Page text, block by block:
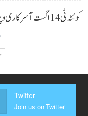
کوئٹہ ٹی 14 اگست آ سرکاری و پرائیویٹ ماڑی تے بیرفنگ نا بابت دیوان
Twitter
Join us on Twitter